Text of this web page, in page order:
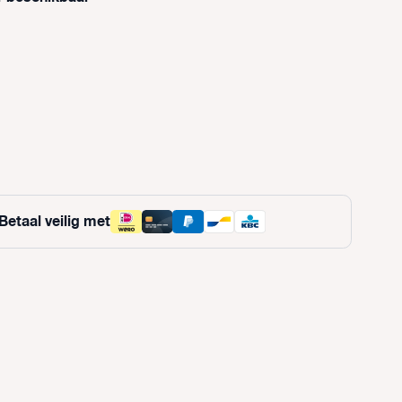
is momenteel niet beschikbaar.)
momenteel niet beschikbaar.)
Betaal veilig met